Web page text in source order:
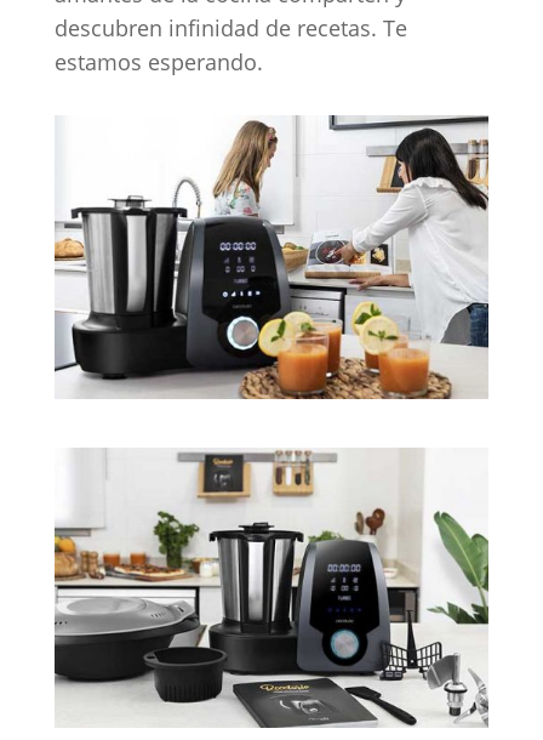
descubren infinidad de recetas. Te
estamos esperando.